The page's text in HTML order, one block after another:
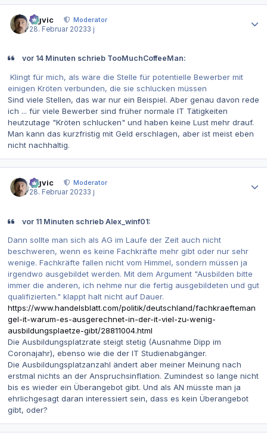
bigvic
Moderator
28. Februar 20233 j
vor 14 Minuten schrieb TooMuchCoffeeMan:
Klingt für mich, als wäre die Stelle für potentielle Bewerber mit
einigen Kröten verbunden, die sie schlucken müssen
Sind viele Stellen, das war nur ein Beispiel. Aber genau davon rede
ich ... für viele Bewerber sind früher normale IT Tätigkeiten
heutzutage "Kröten schlucken" und haben keine Lust mehr drauf.
Man kann das kurzfristig mit Geld erschlagen, aber ist meist eben
nicht nachhaltig.
bigvic
Moderator
28. Februar 20233 j
vor 11 Minuten schrieb Alex_winf01:
Dann sollte man sich als AG im Laufe der Zeit auch nicht
beschweren, wenn es keine Fachkräfte mehr gibt oder nur sehr
wenige. Fachkräfte fallen nicht vom Himmel, sondern müssen ja
irgendwo ausgebildet werden. Mit dem Argument "Ausbilden bitte
immer die anderen, ich nehme nur die fertig ausgebildeten und gut
qualifizierten." klappt halt nicht auf Dauer.
https://www.handelsblatt.com/politik/deutschland/fachkraefteman
gel-it-warum-es-ausgerechnet-in-der-it-viel-zu-wenig-
ausbildungsplaetze-gibt/28811004.html
Die Ausbildungsplatzrate steigt stetig (Ausnahme Dipp im
Coronajahr), ebenso wie die der IT Studienabgänger.
Die Ausbildungsplatzanzahl ändert aber meiner Meinung nach
erstmal nichts an der Anspruchsinflation. Zumindest so lange nicht
bis es wieder ein Überangebot gibt. Und als AN müsste man ja
ehrlichgesagt daran interessiert sein, dass es kein Überangebot
gibt, oder?